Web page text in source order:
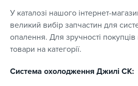
У каталозі нашого інтернет-
великий вибір запчастин для
опалення. Для зручності покупців
товари на категорії.
Система охолодження Джилі СК: